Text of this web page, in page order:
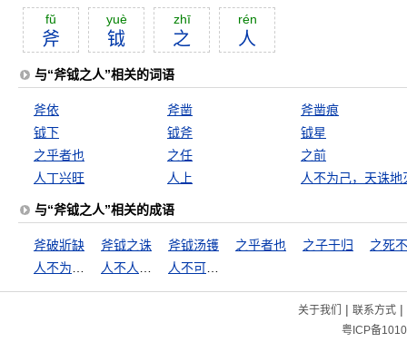
fŭ
斧
yuè
钺
zhī
之
rén
人
与“斧钺之人”相关的词语
斧依 斧凿
斧凿痕
钺下
钺斧
钺星
之乎者也
之任
之前
人丁兴旺
人上 人不为己，天诛地
与“斧钺之人”相关的成语
斧破斨缺 斧钺之诛 斧钺汤镬 之乎者也 之子于归
之死
关于我们 | 联系方式|
粤ICP备